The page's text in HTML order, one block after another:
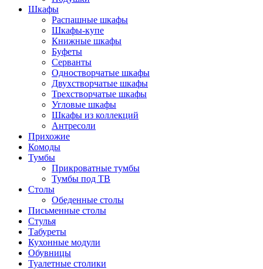
Шкафы
Распашные шкафы
Шкафы-купе
Книжные шкафы
Буфеты
Серванты
Одностворчатые шкафы
Двухстворчатые шкафы
Трехстворчатые шкафы
Угловые шкафы
Шкафы из коллекций
Антресоли
Прихожие
Комоды
Тумбы
Прикроватные тумбы
Тумбы под ТВ
Столы
Обеденные столы
Письменные столы
Стулья
Табуреты
Кухонные модули
Обувницы
Туалетные столики